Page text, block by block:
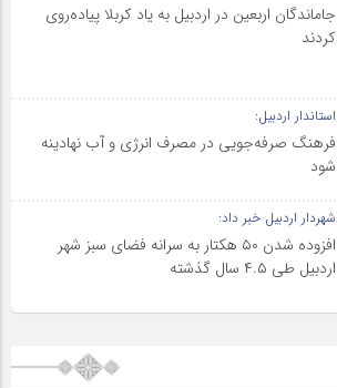
جاماندگان اربعین در اردبیل به یاد کربلا پیاده‌روی
کردند
استاندار اردبیل:
فرهنگ صرفه‌جویی در مصرف انرژی و آب نهادینه
شود
شهردار اردبیل خبر داد:
افزوده شدن ۵۰ هکتار به سرانه فضای سبز شهر
اردبیل طی ۴.۵ سال گذشته